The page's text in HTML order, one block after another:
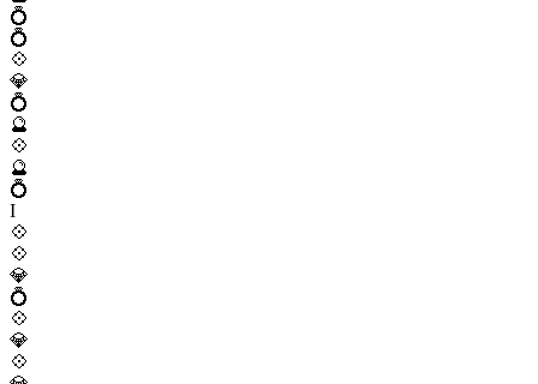
💍
💍
💠
💎
💍
🔮
💠
🔮
💍
I
💠
💠
💎
💍
💠
💎
💠